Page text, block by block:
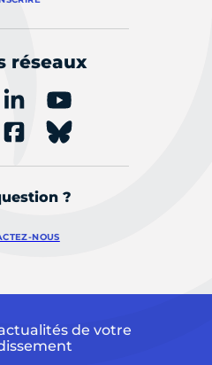
réseaux
?
NOUS
de votre